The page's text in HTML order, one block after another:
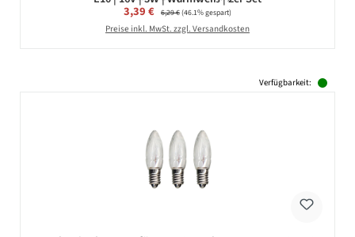
Verkaufspreis:
3,39 € Regulärer Preis:
6,29 €(46.1% gespart)
Preise inkl. MwSt. zzgl. Versandkosten
Verfügbarkeit: